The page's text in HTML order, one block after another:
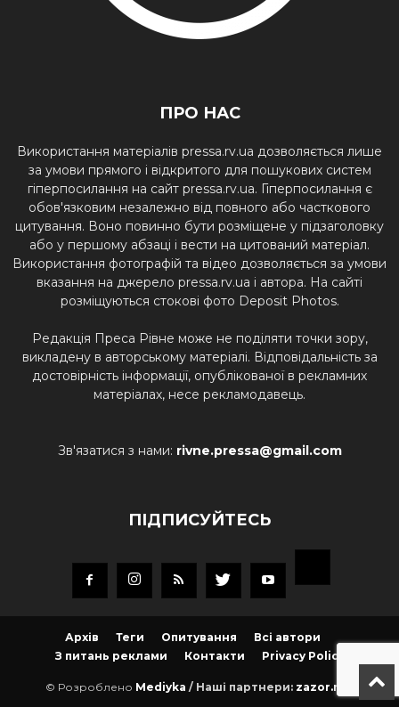
ПРО НАС
Використання матеріалів pressa.rv.ua дозволяється лише
за умови прямого і відкритого для пошукових систем
гіперпосилання на сайт pressa.rv.ua. Гіперпосилання є
обов'язковим незалежно від повного або часткового
цитування. Воно повинно бути розміщене у підзаголовку
або у першому абзаці і вести на цитований матеріал.
Використання фотографій та відео дозволяється за умови
вказання на джерело pressa.rv.ua і автора. На сайті
розміщуються стокові фото Deposit Photos.
Редакція Преса Рівне може не поділяти точки зору,
викладену в авторському матеріалі. Відповідальність за
достовірність інформації, опублікованої в рекламних
матеріалах, несе рекламодавець.
Зв'язатися з нами: rivne.pressa@gmail.com
ПІДПИСУЙТЕСЬ
Архів Теги Опитування
Всі автори
З питань реклами
Контакти Privacy Policy
© Розроблено Mediyka / Наші партнери: zazor.net